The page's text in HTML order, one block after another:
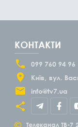
КОНТАКТИ
099 760 94 96
Київ
вул.
info@tv7.ua
© Телеканал ТВ-7